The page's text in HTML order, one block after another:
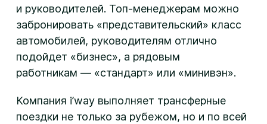
и руководителей. Топ-менеджерам можно
забронировать «представительский» класс
автомобилей, руководителям отлично
подойдет «бизнес», а рядовым
работникам — «стандарт» или «минивэн».
Компания i’way выполняет трансферные
поездки не только за рубежом, но и по всей